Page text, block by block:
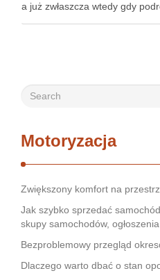
a już zwłaszcza wtedy gdy
Motoryzacja
Zwiększony komfort na
Jak szybko sprzedać
skupy samochodów,
Bezproblemowy przegląd
Dlaczego warto dbać o stan